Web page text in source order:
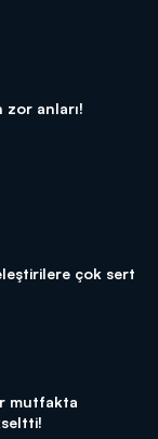
zor anları!
çok sert
mutfakta